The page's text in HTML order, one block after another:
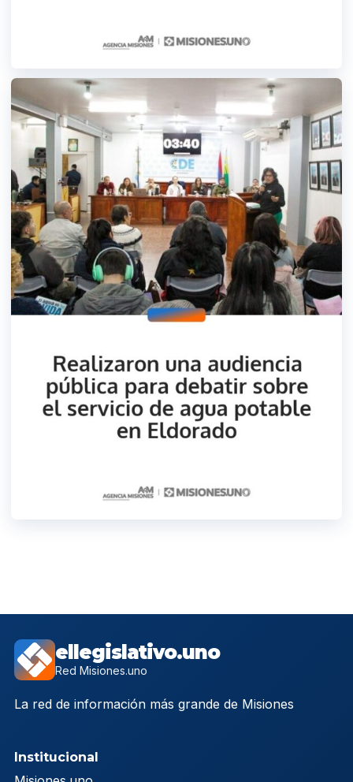
ellegislativo.uno
Red Misiones.uno
La red de información más grande de Misiones
Institucional